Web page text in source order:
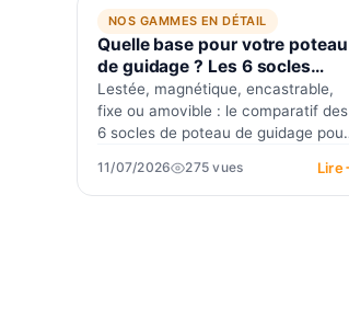
NOS GAMMES EN DÉTAIL
Quelle base pour votre poteau
de guidage ? Les 6 socles
comparés
Lestée, magnétique, encastrable,
fixe ou amovible : le comparatif des
6 socles de poteau de guidage pour
11/07/2026 275 vues Lire